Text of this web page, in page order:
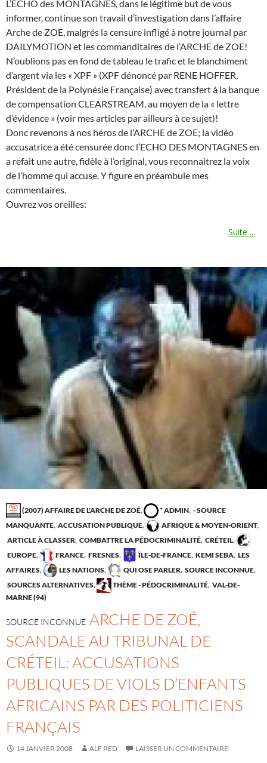
L’ECHO des MONTAGNES, dans le légitime but de vous
informer, continue son travail d’investigation dans l’affaire
Arche de ZOE, malgrés la censure infligé à notre journal par
DAILYMOTION et les commanditaires de l’ARCHE de ZOE!
N’oublions pas en fond de tableau le trafic et le blanchiment
d’argent via les « XPF » (XPF dénoncé par RENE HOFFER,
Président de la Polynésie Française) avec transfert à la banque
de compensation CLEARSTREAM, au moyen de la « lettre
d’évidence » (voir mes articles par ailleurs à ce sujet)!
Donc revenons à nos héros de l’ARCHE de ZOE; la vidéo
accusatrice a été censurée donc l’ECHO DES MONTAGNES en
a refait une autre, fidèle à l’original, vous reconnaitrez la voix
de l’homme qui accuse. Y figure en préambule mes
commentaires.
Ouvrez vos oreilles:
Suite ...
(2007) AFFAIRE DE L'ARCHE DE ZOÉ, * ADMIN, - SOURCE
MANQUANTE, ACCUSATION PUBLIQUE, AFRIQUE & MOYEN-ORIENT,
ARTICLE À CLASSER, COMBATTRE LA PÉDOCRIMINALITÉ, CRÉTEIL,
EUROPE, FRANCE, FRESNES, ÎLE-DE-FRANCE, KEMI SEBA, LES
AFFAIRES, LES NATIONS, QUI OSE PARLER, SOURCE INCONNUE,
SOURCES ALTERNATIVES, THÈME - PÉDOCRIMINALITÉ, VAL-DE-
MARNE (94)
SOURCE INCONNUE ARCHE DE ZOÉ,
SCANDALE AU TRIBUNAL DE
CRÉTEIL: ACCUSATIONS
PUBLIQUES DE VIOLS D’ENFANTS
AFRICAINS PAR DES POLITICIENS
FRANÇAIS
14 JANVIER 2008 ALF RED LAISSER UN COMMENTAIRE